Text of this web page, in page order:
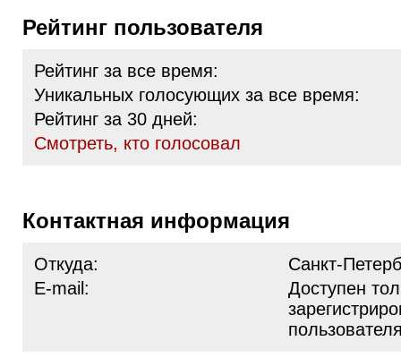
Рейтинг пользователя
Рейтинг за все время:
Уникальных голосующих за все время:
Рейтинг за 30 дней:
Cмотреть, кто голосовал
Контактная информация
Откуда:
Санкт-
E-mail:
Доступен